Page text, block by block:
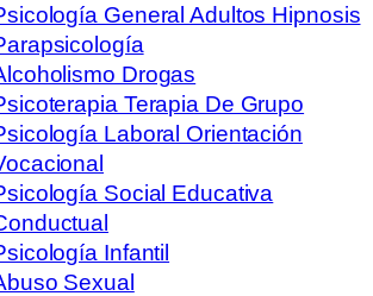
General Adultos Hipnosis
Drogas
Terapia De Grupo
Laboral Orientación
Social Educativa
Infantil
Sexual